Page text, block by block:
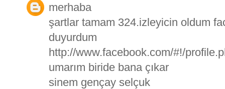
merhaba
şartlar tamam 324.izleyicin oldum
duyurdum
http://www.facebook.com/#!/
umarım biride bana çıkar
sinem gençay selçuk